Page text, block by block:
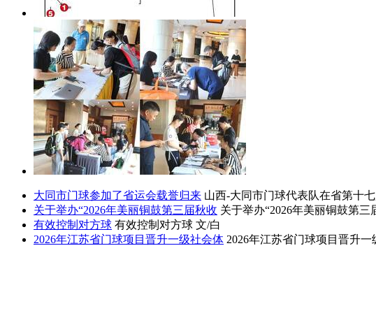
大同市门球参加了省运会载誉归来 山西-大同市门球代表队在省第十
关于举办“2026年美丽铜鼓第三届秋收 关于举办“2026年美丽铜鼓第
有效控制对方球 有效控制对方球 文/白
2026年江苏省门球项目晋升一级社会体 2026年江苏省门球项目晋升